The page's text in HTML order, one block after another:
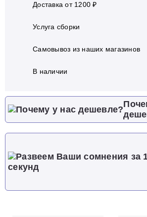
Доставка от 1200 ₽
Услуга сборки
Самовывоз из наших магазинов
В наличии